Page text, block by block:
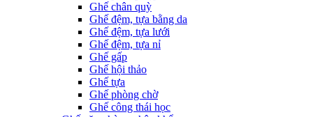
Ghế chân quỳ
Ghế đệm, tựa bằng da
Ghế đệm, tựa lưới
Ghế đệm, tựa nỉ
Ghế gấp
Ghế hội thảo
Ghế tựa
Ghế phòng chờ
Ghế công thái học